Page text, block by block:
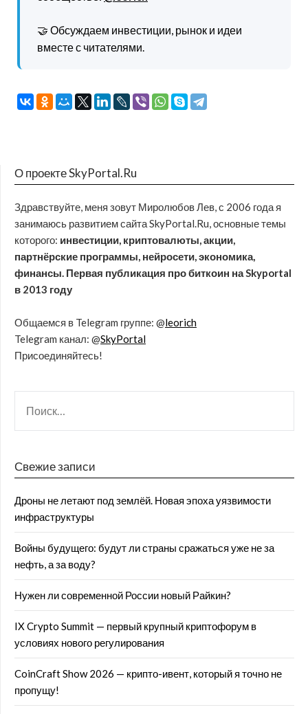
🤝 Обсуждаем инвестиции, рынок и идеи
вместе с читателями.
О проекте SkyPortal.Ru
Здравствуйте, меня зовут Миролюбов Лев, с 2006 года я
занимаюсь развитием сайта SkyPortal.Ru, основные темы
которого: инвестиции, криптовалюты, акции,
партнёрские программы, нейросети, экономика,
финансы. Первая публикация про биткоин на Skyportal
в 2013 году
Общаемся в Telegram группе: @leorich
Telegram канал: @SkyPortal
Присоединяйтесь!
Свежие записи
Дроны не летают под землёй. Новая эпоха уязвимости
инфраструктуры
Войны будущего: будут ли страны сражаться уже не за
нефть, а за воду?
Нужен ли современной России новый Райкин?
IX Crypto Summit — первый крупный криптофорум в
условиях нового регулирования
CoinCraft Show 2026 — крипто-ивент, который я точно не
пропущу!